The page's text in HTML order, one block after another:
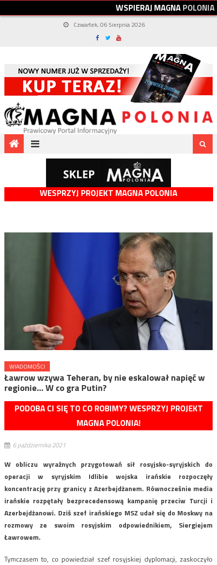
WSPIERAJMAGNAPOLONIA
Czwartek, 06 Sierpnia 2026
WESPRZYJ PROJEKT MAGNA POLONIA
WIADOMOŚCI
Ławrow wzywa Teheran, by nie eskalował napięć w
regionie… W co gra Putin?
PODOBA CI SIĘ TO CO ROBIMY? WESPRZYJ PROJEKT
MAGNA POLONIA!
6 października 2021
W obliczu wyraźnych przygotowań sił rosyjsko-syryjskich do
operacji w syryjskim Idlibie wojska irańskie rozpoczęły
koncentrację przy granicy z Azerbejdżanem. Równocześnie media
irańskie rozpętały bezprecedensową kampanię przeciw Turcji i
Azerbejdżanowi. Dziś szef irańskiego MSZ udał się do Moskwy na
rozmowy ze swoim rosyjskim odpowiednikiem, Siergiejem
Ławrowem.
Tymczasem to, co powiedział szef rosyjskiej dyplomacji, zaskoczyło